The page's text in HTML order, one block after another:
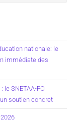
nationale: le
immédiate des
le SNETAA-FO
soutien concret